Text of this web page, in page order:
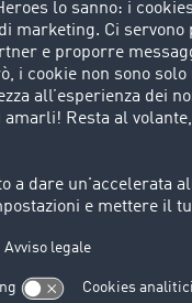
nel 2003, nella
utilizza la
Italia – Italia,
Mattia Rampinini.
ricordo: "Da
parco veicoli
perché ci
Rampinini. La
dei tragitti per tutti i
i propri contatti,
determinate